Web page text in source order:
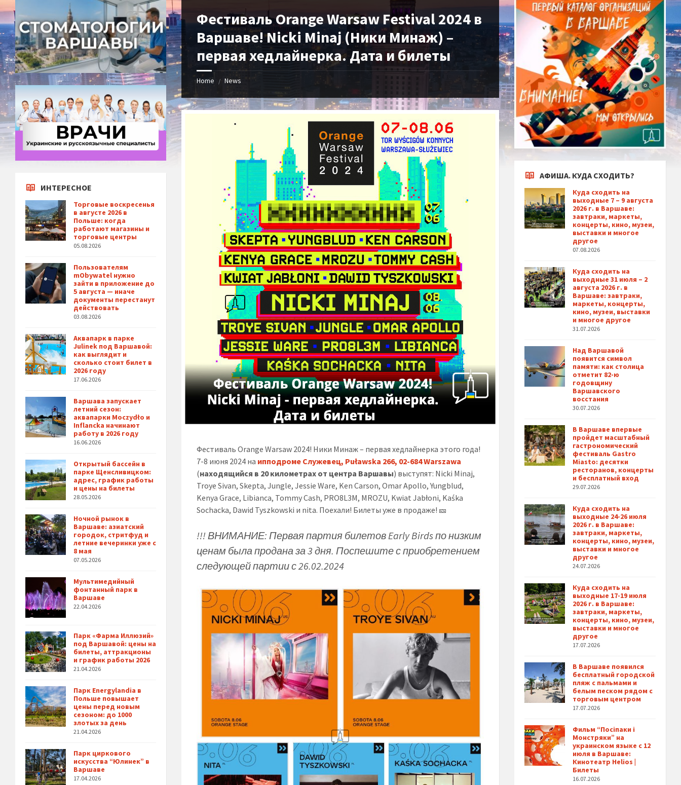
Фестиваль Orange Warsaw Festival 2024 в
Варшаве! Nicki Minaj (Ники Минаж) –
первая хедлайнерка. Дата и билеты
Home / News
Фестиваль Orange Warsaw 2024! Ники Минаж – первая хедлайнерка этого года!
7-8 июня 2024 на ипподроме Служевец, Puławska 266, 02-684 Warszawa
(находящийся в 20 километрах от центра Варшавы) выступят: Nicki Minaj,
Troye Sivan, Skepta, Jungle, Jessie Ware, Ken Carson, Omar Apollo, Yungblud,
Kenya Grace, Libianca, Tommy Cash, PRO8L3M, MROZU, Kwiat Jabłoni, Kaśka
Sochacka, Dawid Tyszkowski и nita. Поехали! Билеты уже в продаже! 🎫
!!! ВНИМАНИЕ: Первая партия билетов Early Birds по низким
ценам была продана за 3 дня. Поспешите с приобретением
следующей партии с 26.02.2024
ИНТЕРЕСНОЕ
Торговые воскресенья
в августе 2026 в
Польше: когда
работают магазины и
торговые центры
05.08.2026
Пользователям
mObywatel нужно
зайти в приложение до
5 августа — иначе
документы перестанут
действовать
03.08.2026
Аквапарк в парке
Julinek под Варшавой:
как выглядит и
сколько стоит билет в
2026 году
17.06.2026
Варшава запускает
летний сезон:
аквапарки Moczydło и
Inflancka начинают
работу в 2026 году
16.06.2026
Открытый бассейн в
парке Щенсливицком:
адрес, график работы
и цены на билеты
28.05.2026
Ночной рынок в
Варшаве: азиатский
городок, стритфуд и
летние вечеринки уже с
8 мая
07.05.2026
Мультимедийный
фонтанный парк в
Варшаве
22.04.2026
Парк «Фарма Иллюзий»
под Варшавой: цены на
билеты, аттракционы
и график работы 2026
21.04.2026
Парк Energylandia в
Польше повышает
цены перед новым
сезоном: до 1000
злотых за день
21.04.2026
Парк циркового
искусства “Юлинек” в
Варшаве
17.04.2026
АФИША. КУДА СХОДИТЬ?
Куда сходить на
выходные 7 – 9 августа
2026 г. в Варшаве:
завтраки, маркеты,
концерты, кино, музеи,
выставки и многое
другое
07.08.2026
Куда сходить на
выходные 31 июля – 2
августа 2026 г. в
Варшаве: завтраки,
маркеты, концерты,
кино, музеи, выставки
и многое другое
31.07.2026
Над Варшавой
появится символ
памяти: как столица
отметит 82-ю
годовщину
Варшавского
восстания
30.07.2026
В Варшаве впервые
пройдет масштабный
гастрономический
фестиваль Gastro
Miasto: десятки
ресторанов, концерты
и бесплатный вход
29.07.2026
Куда сходить на
выходные 24-26 июля
2026 г. в Варшаве:
завтраки, маркеты,
концерты, кино, музеи,
выставки и многое
другое
24.07.2026
Куда сходить на
выходные 17-19 июля
2026 г. в Варшаве:
завтраки, маркеты,
концерты, кино, музеи,
выставки и многое
другое
17.07.2026
В Варшаве появился
бесплатный городской
пляж с пальмами и
белым песком рядом с
торговым центром
17.07.2026
Фильм “Посіпаки і
Монстряки” на
украинском языке с 12
июля в Варшаве:
Кинотеатр Helios |
Билеты
16.07.2026